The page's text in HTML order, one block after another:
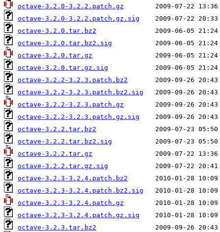
octave-3.2.0-3.2.2.patch.gz
octave-3.2.0-3.2.2.patch.gz.sig
octave-3.2.0.tar.bz2
octave-3.2.0.tar.bz2.sig
octave-3.2.0.tar.gz
octave-3.2.0.tar.gz.sig
octave-3.2.2-3.2.3.patch.bz2
octave-3.2.2-3.2.3.patch.bz2.sig
octave-3.2.2-3.2.3.patch.gz
octave-3.2.2-3.2.3.patch.gz.sig
octave-3.2.2.tar.bz2
octave-3.2.2.tar.bz2.sig
octave-3.2.2.tar.gz
octave-3.2.2.tar.gz.sig
octave-3.2.3-3.2.4.patch.bz2
octave-3.2.3-3.2.4.patch.bz2.sig
octave-3.2.3-3.2.4.patch.gz
octave-3.2.3-3.2.4.patch.gz.sig
octave-3.2.3.tar.bz2